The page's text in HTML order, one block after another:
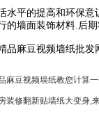
平的提高和环保意
的墙面装饰材料.后
麻豆视频墙纸批发
麻豆视频墙纸教您计算
装修翻新贴墙纸大变身,